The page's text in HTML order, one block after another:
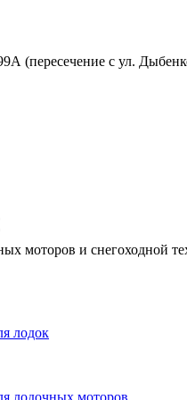
(пересечение с ул.
моторов и снегоходной
лодок
лодочных моторов